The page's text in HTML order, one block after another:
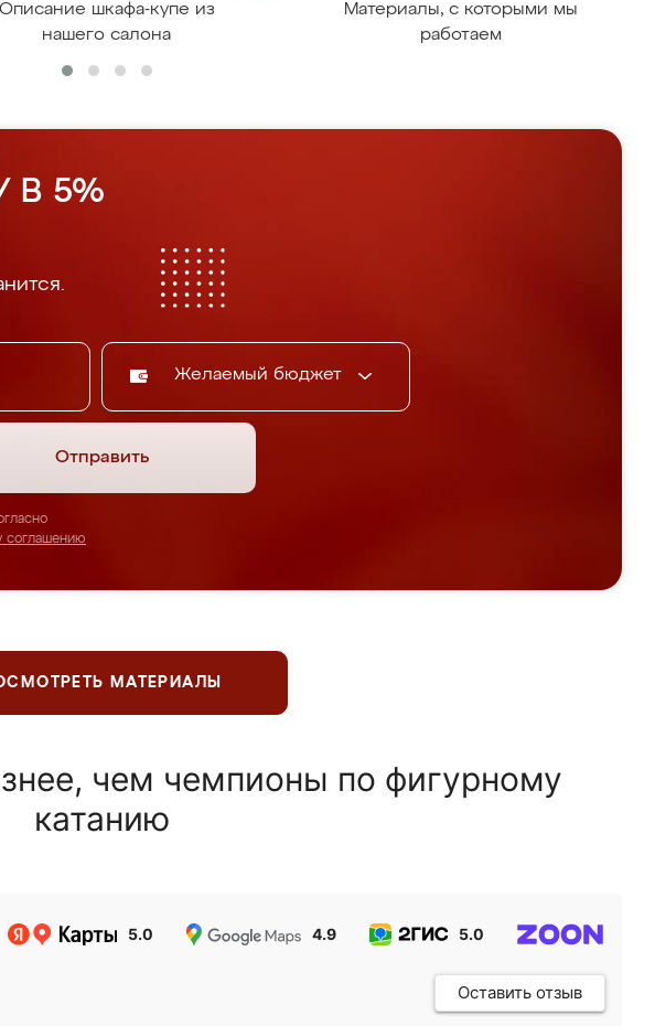
Описание шкафа-купе из
нашего салона
Материалы, с которыми мы
работаем
В 5%
Желаемый бюджет
Отправить
соглашению
МАТЕРИАЛЫ
чем чемпионы по фигурному
катанию
5.0 4.9 5.0
Оставить отзыв